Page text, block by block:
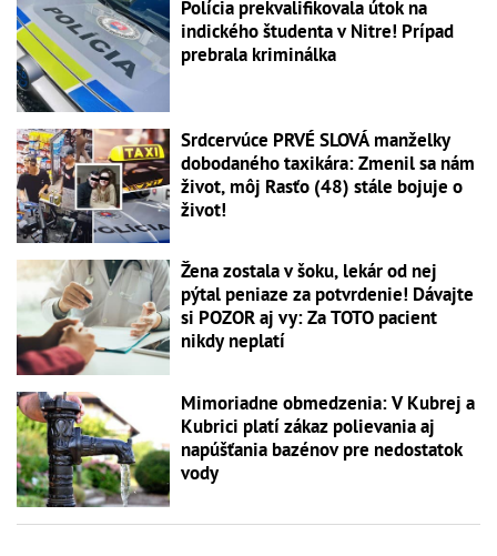
Polícia prekvalifikovala útok na
indického študenta v Nitre! Prípad
prebrala kriminálka
Srdcervúce PRVÉ SLOVÁ manželky
dobodaného taxikára: Zmenil sa nám
život, môj Rasťo (48) stále bojuje o
život!
Žena zostala v šoku, lekár od nej
pýtal peniaze za potvrdenie! Dávajte
si POZOR aj vy: Za TOTO pacient
nikdy neplatí
Mimoriadne obmedzenia: V Kubrej a
Kubrici platí zákaz polievania aj
napúšťania bazénov pre nedostatok
vody